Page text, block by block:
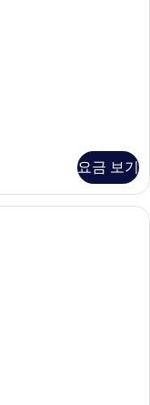
요금 보기
실 내 금고, 책상, 노트북 작